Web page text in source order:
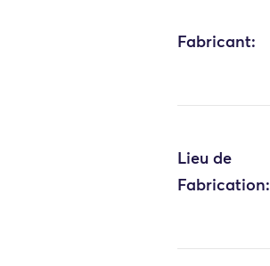
Fabricant:
Lieu de
Fabrication: